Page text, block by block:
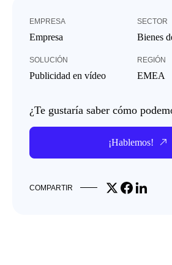
EMPRESA
Empresa
SECTOR
Bienes
SOLUCIÓN
Publicidad en vídeo
REGIÓN
EMEA
¿Te gustaría saber cómo
¡Hablemos!
COMPARTIR Share on X
Share onShare on